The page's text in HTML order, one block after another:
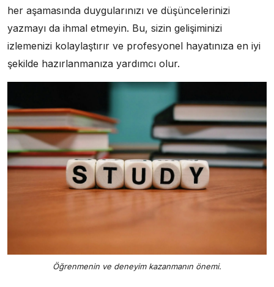
her aşamasında duygularınızı ve düşüncelerinizi
yazmayı da ihmal etmeyin. Bu, sizin gelişiminizi
izlemenizi kolaylaştırır ve profesyonel hayatınıza en iyi
şekilde hazırlanmanıza yardımcı olur.
Öğrenmenin ve deneyim kazanmanın önemi.